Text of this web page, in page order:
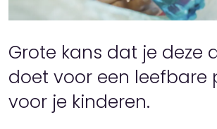
Grote kans dat je deze
doet voor een leefbare
voor je kinderen.